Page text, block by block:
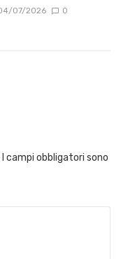
07/2026 0
I campi obbligatori sono